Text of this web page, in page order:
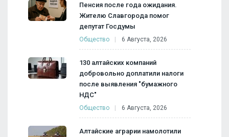
Пенсия после года ожидания.
Жителю Славгорода помог
депутат Госдумы
Общество 6 Августа, 2026
130 алтайских компаний
добровольно доплатили налоги
после выявления "бумажного
НДС"
Общество 6 Августа, 2026
Алтайские аграрии намолотили